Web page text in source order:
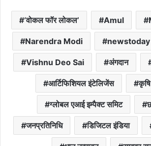
‘वोकल फॉर लोकल’ Amul
Narendra Modi newstoday
Vishnu Deo Sai अंगदान
आर्टिफिशियल इंटेलिजेंस
ग्लोबल एआई इम्पैक्ट समिट
जनप्रतिनिधि डिजिटल इंडिया